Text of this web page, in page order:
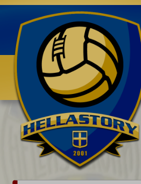
Benvenuti su HELLASTORY.net